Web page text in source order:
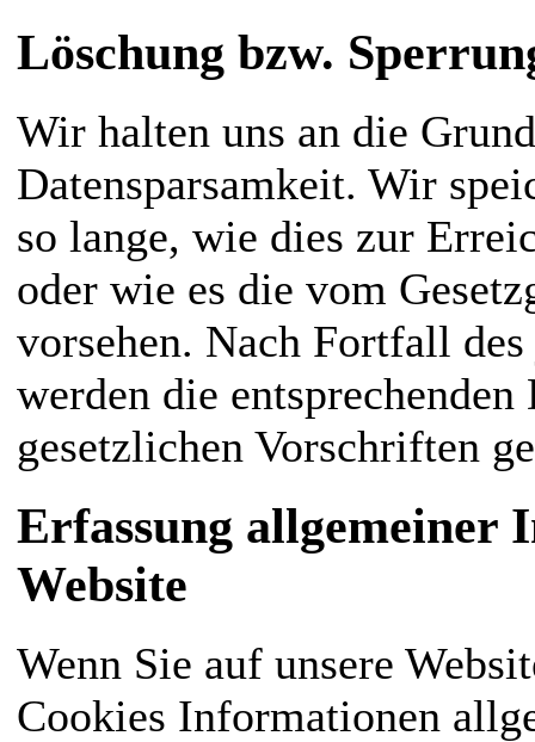
Löschung bzw.
Wir halten uns an die
Datensparsamkeit. Wir
so lange, wie dies zur
oder wie es die vom
vorsehen. Nach Fortfall
werden die
gesetzlichen Vorschriften
Erfassung allgemeiner
Website
Wenn Sie auf unsere
Cookies Informationen